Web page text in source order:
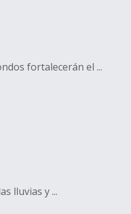
fortalecerán el ...
lluvias y ...